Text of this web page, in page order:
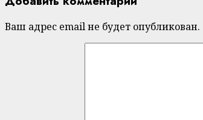
Ваш адрес email не будет опубликован.